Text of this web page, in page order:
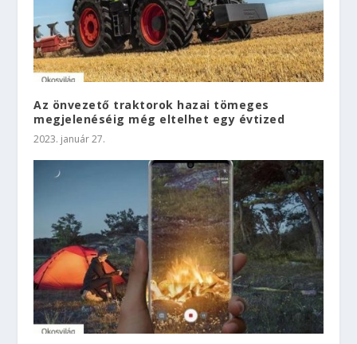
Az önvezető traktorok hazai tömeges
megjelenéséig még eltelhet egy évtized
2023. január 27.